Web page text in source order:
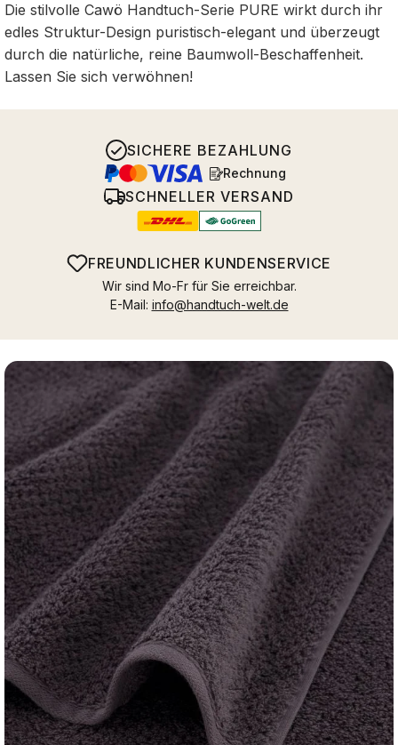
Die stilvolle Cawö Handtuch-Serie PURE wirkt durch ihr
edles Struktur-Design puristisch-elegant und überzeugt
durch die natürliche, reine Baumwoll-Beschaffenheit.
Lassen Sie sich verwöhnen!
SICHERE BEZAHLUNG
Rechnung
SCHNELLER VERSAND
FREUNDLICHER KUNDENSERVICE
Wir sind Mo-Fr für Sie erreichbar.
E-Mail: info@handtuch-welt.de